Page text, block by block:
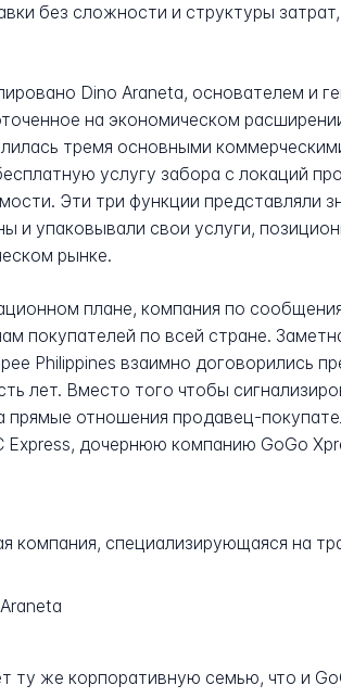
без сложности и структуры
Dino Araneta, основателем и
на экономическом
тремя основными
услугу забора с локаций
Эти три функции представляли
и упаковывали свои услуги,
рынке.
плане, компания по
покупателей по всей стране.
Philippines взаимно договорились
лет. Вместо того чтобы
прямые отношения продавец-
дочернюю компанию GoGo
компания, специализирующаяся на
ту же корпоративную семью, что и